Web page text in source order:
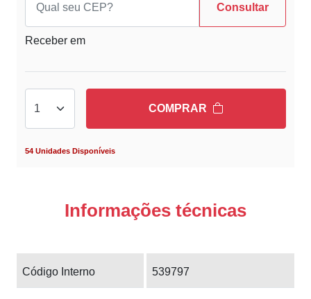
Consultar
Receber em
COMPRAR
54 Unidades Disponíveis
Informações técnicas
Código Interno 539797